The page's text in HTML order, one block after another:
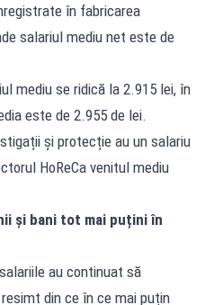
în fabricarea
salariul mediu net este de
mediu se ridică la 2.915 lei, în
este de 2.955 de lei.
și protecție au un salariu
HoReCa venitul mediu
și bani tot mai puțini în
au continuat să
din ce în ce mai puțin